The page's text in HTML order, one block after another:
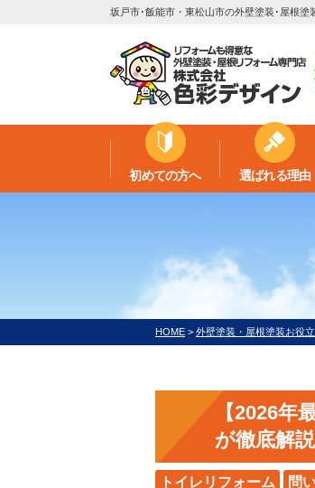
坂戸市･飯能市・東松山市の外壁塗装･屋根塗
初めての方へ 選ばれる理由
HOME > 外壁塗装・屋根塗装お役
【2026
が徹底解説
トイレリフォーム 問